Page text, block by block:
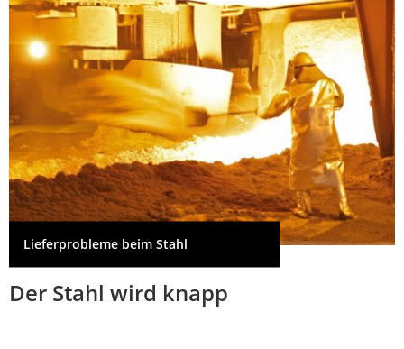
Lieferprobleme beim Stahl
Der Stahl wird knapp